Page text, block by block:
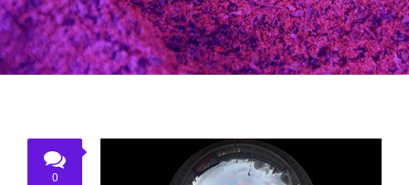
REJSETIP
OM
KONTAKT
0